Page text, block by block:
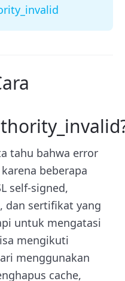
tahu bahwa error
beberapa
self-signed,
dan sertifikat yang
untuk mengatasi
mengikuti
menggunakan
cache,